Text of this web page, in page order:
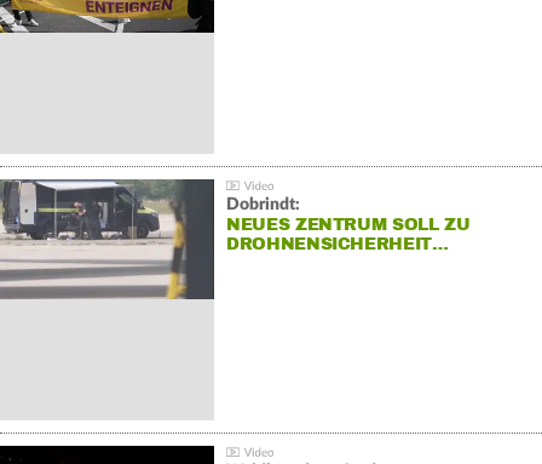
Dobrindt:
NEUES ZENTRUM SOLL ZU
DROHNENSICHERHEIT…